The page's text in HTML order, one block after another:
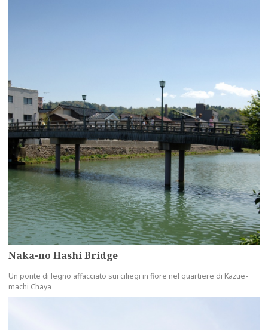
Naka-no Hashi Bridge
Un ponte di legno affacciato sui ciliegi in fiore nel quartiere di Kazue-
machi Chaya